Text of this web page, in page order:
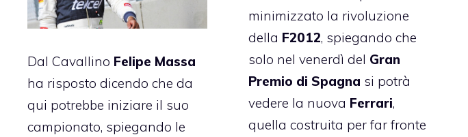
Dal Cavallino Felipe Massa
ha risposto dicendo che da
qui potrebbe iniziare il suo
campionato, spiegando le
minimizzato la rivoluzione
della F2012, spiegando che
solo nel venerdì del Gran
Premio di Spagna si potrà
vedere la nuova Ferrari,
quella costruita per far fronte